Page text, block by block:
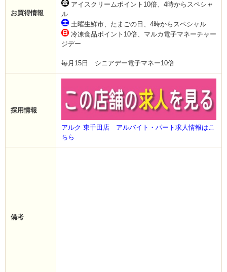
お買得情報
アイスクリームポイント10倍、4時からスペシャ
ル
土曜生鮮市、たまごの日、4時からスペシャル
冷凍食品ポイント10倍、マルカ電子マネーチャー
ジデー
毎月15日 シニアデー電子マネー10倍
採用情報
アルク 東千田店 アルバイト・パート求人情報はこ
ちら
備考